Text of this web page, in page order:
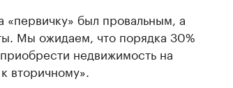
был провальным, а
Мы ожидаем, что порядка 30%
недвижимость на
вторичному».